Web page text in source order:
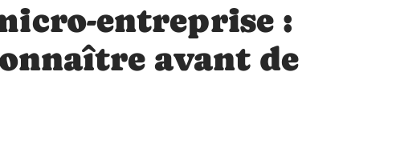
entreprise :
avant de